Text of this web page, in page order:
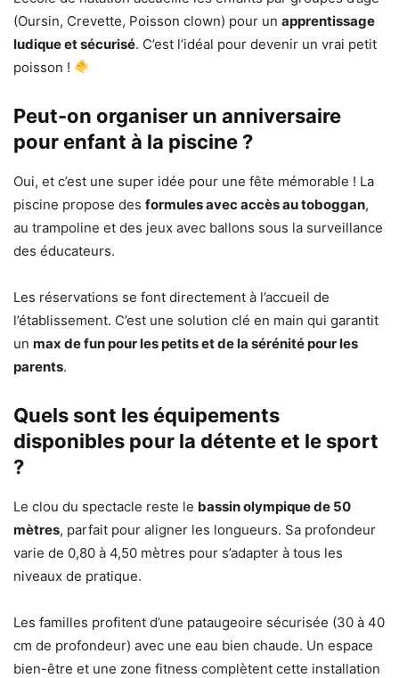
(Oursin, Crevette, Poisson clown) pour un apprentissage
ludique et sécurisé. C’est l’idéal pour devenir un vrai petit
poisson !
Peut-on organiser un anniversaire
pour enfant à la piscine ?
Oui, et c’est une super idée pour une fête mémorable ! La
piscine propose des formules avec accès au toboggan,
au trampoline et des jeux avec ballons sous la surveillance
des éducateurs.
Les réservations se font directement à l’accueil de
l’établissement. C’est une solution clé en main qui garantit
un max de fun pour les petits et de la sérénité pour les
parents.
Quels sont les équipements
disponibles pour la détente et le sport
?
Le clou du spectacle reste le bassin olympique de 50
mètres, parfait pour aligner les longueurs. Sa profondeur
varie de 0,80 à 4,50 mètres pour s’adapter à tous les
niveaux de pratique.
Les familles profitent d’une pataugeoire sécurisée (30 à 40
cm de profondeur) avec une eau bien chaude. Un espace
bien-être et une zone fitness complètent cette installation